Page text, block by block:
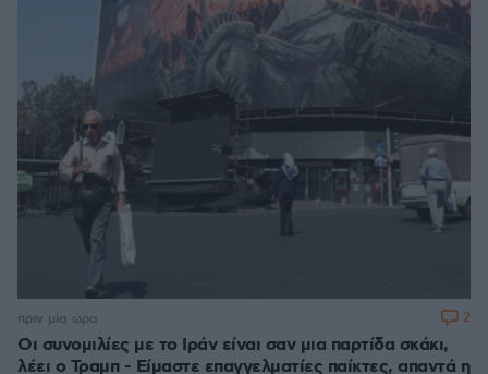
Οι συνομιλίες με το Ιράν είναι σαν μια παρτίδα σκάκι,
λέει ο Τραμπ - Είμαστε επαγγελματίες παίκτες, απαντά η
πριν μία ώρα 2